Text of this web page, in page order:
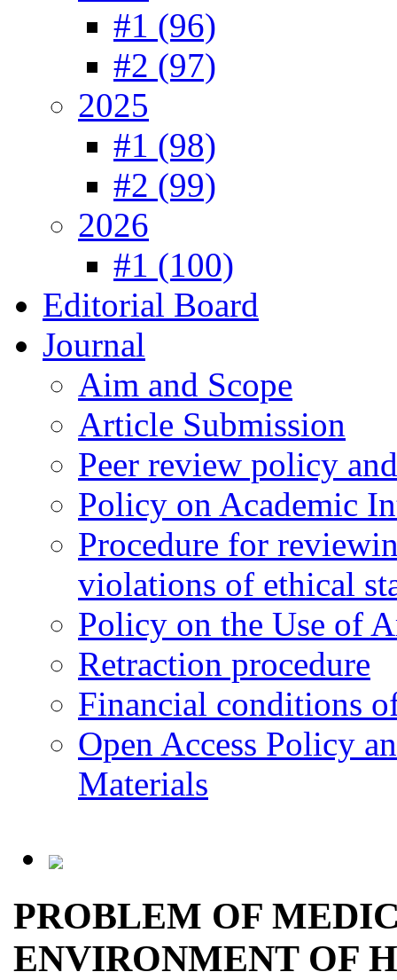
#1 (96)
#2 (97)
2025
#1 (98)
#2 (99)
2026
#1 (100)
Editorial Board
Journal
Aim and Scope
Article Submission
Peer review policy
Policy on Academic
Procedure for
violations of ethical
Policy on the Use of
Retraction procedure
Financial conditions
Open Access Policy
Materials
PROBLEM OF
ENVIRONMENT OF